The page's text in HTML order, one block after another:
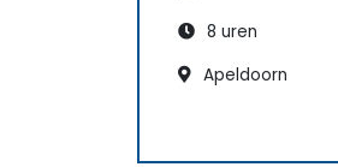
8 uren
Apeldoorn